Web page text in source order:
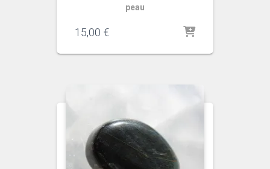
peau
15,00 €